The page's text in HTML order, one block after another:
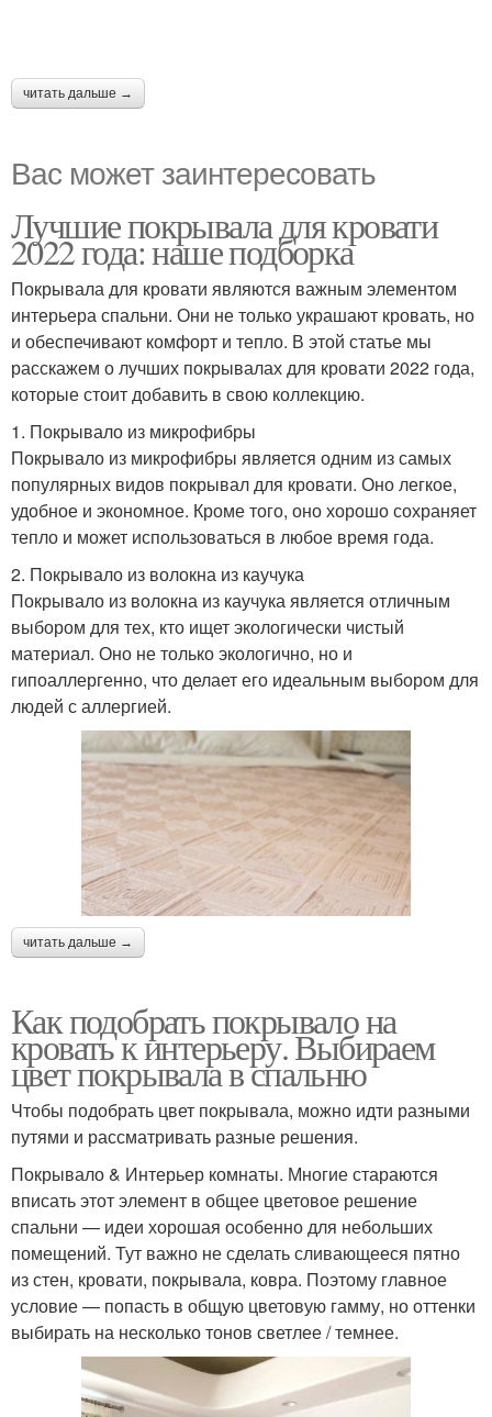
читать дальше →
Вас может заинтересовать
Лучшие покрывала для кровати
2022 года: наше подборка
Покрывала для кровати являются важным элементом
интерьера спальни. Они не только украшают кровать, но
и обеспечивают комфорт и тепло. В этой статье мы
расскажем о лучших покрывалах для кровати 2022 года,
которые стоит добавить в свою коллекцию.
1. Покрывало из микрофибры
Покрывало из микрофибры является одним из самых
популярных видов покрывал для кровати. Оно легкое,
удобное и экономное. Кроме того, оно хорошо сохраняет
тепло и может использоваться в любое время года.
2. Покрывало из волокна из каучука
Покрывало из волокна из каучука является отличным
выбором для тех, кто ищет экологически чистый
материал. Оно не только экологично, но и
гипоаллергенно, что делает его идеальным выбором для
людей с аллергией.
читать дальше →
Как подобрать покрывало на
кровать к интерьеру. Выбираем
цвет покрывала в спальню
Чтобы подобрать цвет покрывала, можно идти разными
путями и рассматривать разные решения.
Покрывало & Интерьер комнаты. Многие стараются
вписать этот элемент в общее цветовое решение
спальни — идеи хорошая особенно для небольших
помещений. Тут важно не сделать сливающееся пятно
из стен, кровати, покрывала, ковра. Поэтому главное
условие — попасть в общую цветовую гамму, но оттенки
выбирать на несколько тонов светлее / темнее.